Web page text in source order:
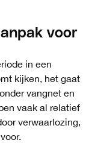
voor
in een
kijken, het gaat
vangnet en
vaak al relatief
verwaarlozing,